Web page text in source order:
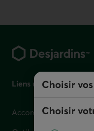
Choisir
Choisir
Liens utiles
Accompagnement en